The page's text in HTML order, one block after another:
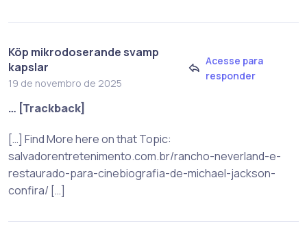
Köp mikrodoserande svamp
kapslar
19 de novembro de 2025
Acesse para
responder
… [Trackback]
[…] Find More here on that Topic:
salvadorentretenimento.com.br/rancho-neverland-e-
restaurado-para-cinebiografia-de-michael-jackson-
confira/ […]